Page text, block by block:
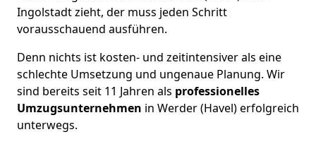
Ingolstadt zieht, der muss jeden Schritt
vorausschauend ausführen.
Denn nichts ist kosten- und zeitintensiver als eine
schlechte Umsetzung und ungenaue Planung. Wir
sind bereits seit 11 Jahren als professionelles
Umzugsunternehmen in Werder (Havel) erfolgreich
unterwegs.